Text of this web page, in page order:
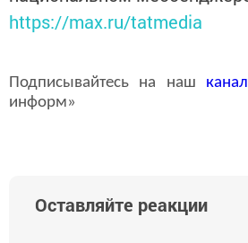
https://max.ru/tatmedia
Подписывайтесь на наш канал
информ»
Оставляйте реакции